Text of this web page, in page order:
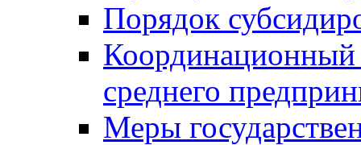
Порядок
Координационный
среднего
Меры